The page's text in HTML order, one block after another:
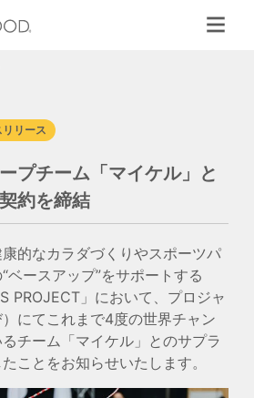
リリース
プチーム「マイケル」と
約を締結
的なカラダづくりやスポーツパ
ベースアップ”をサポートする
PROJECT」において、プロジャ
にてこれまで4度の世界チャン
チーム「マイケル」とのサプラ
ことをお知らせいたします。